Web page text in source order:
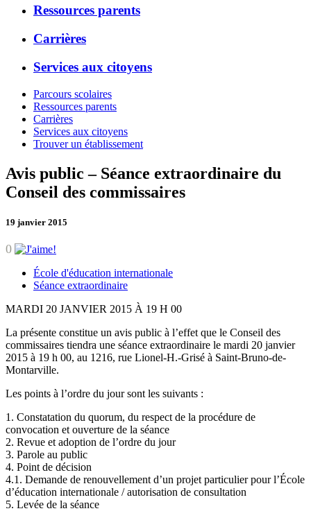
Ressources parents
Carrières
Services aux citoyens
Parcours scolaires
Ressources parents
Carrières
Services aux citoyens
Trouver un établissement
Avis public – Séance extraordinaire du
Conseil des commissaires
19 janvier 2015
0
École d'éducation internationale
Séance extraordinaire
MARDI 20 JANVIER 2015 À 19 H 00
La présente constitue un avis public à l’effet que le Conseil des
commissaires tiendra une séance extraordinaire le mardi 20 janvier
2015 à 19 h 00, au 1216, rue Lionel-H.-Grisé à Saint-Bruno-de-
Montarville.
Les points à l’ordre du jour sont les suivants :
1. Constatation du quorum, du respect de la procédure de
convocation et ouverture de la séance
2. Revue et adoption de l’ordre du jour
3. Parole au public
4. Point de décision
4.1. Demande de renouvellement d’un projet particulier pour l’École
d’éducation internationale / autorisation de consultation
5. Levée de la séance